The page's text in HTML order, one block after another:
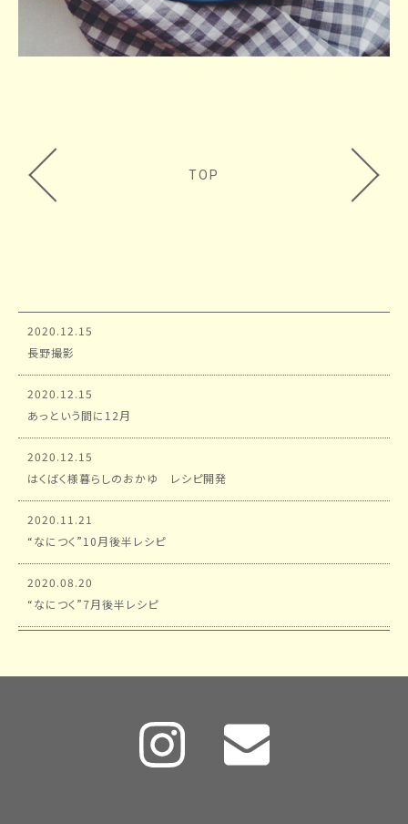
TOP
2020.12.15
長野撮影
2020.12.15
あっという間に12月
2020.12.15
はくばく様暮らしのおかゆ レシピ開発
2020.11.21
“なにつく”10月後半レシピ
2020.08.20
“なにつく”7月後半レシピ
ルバーブのジャムとケーキ